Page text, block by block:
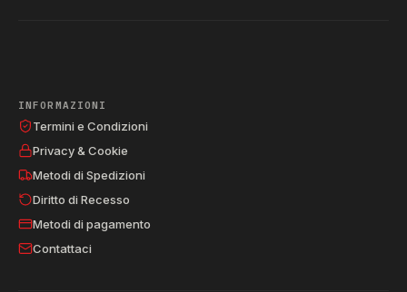
INFORMAZIONI
Termini e Condizioni
Privacy & Cookie
Metodi di Spedizioni
Diritto di Recesso
Metodi di pagamento
Contattaci